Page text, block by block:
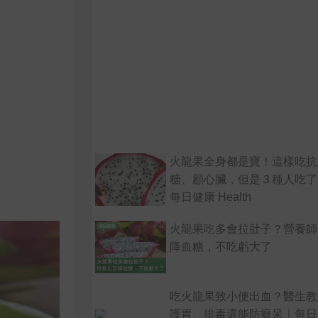
火龍果全身都是寶！這樣吃
糖、顧心臟，但是３種人吃
每日健康 Health
火龍果吃多會拉肚子？營養
降血糖，不吃虧大了
吃火龍果致小便出血？醫生
護胃、排毒還能防癡呆｜每